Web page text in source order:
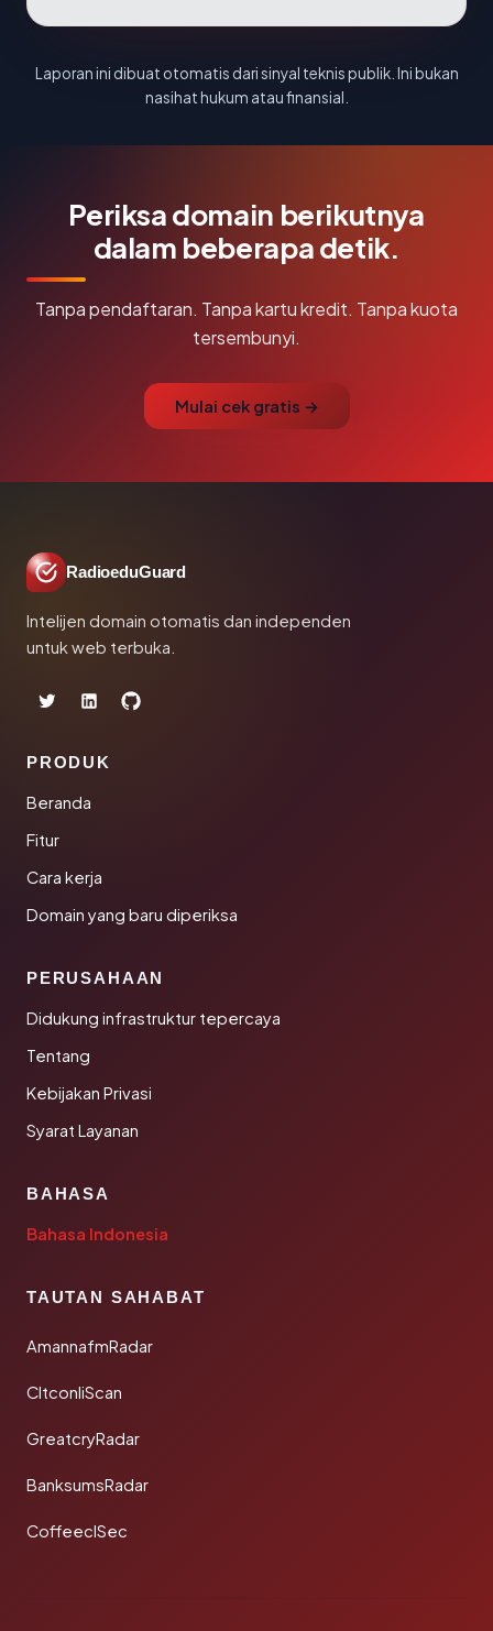
Laporan ini dibuat otomatis dari sinyal teknis publik. Ini bukan
nasihat hukum atau finansial.
Periksa domain berikutnya
dalam beberapa detik.
Tanpa pendaftaran. Tanpa kartu kredit. Tanpa kuota
tersembunyi.
Mulai cek gratis →
RadioeduGuard
Intelijen domain otomatis dan independen
untuk web terbuka.
PRODUK
Beranda
Fitur
Cara kerja
Domain yang baru diperiksa
PERUSAHAAN
Didukung infrastruktur tepercaya
Tentang
Kebijakan Privasi
Syarat Layanan
BAHASA
Bahasa Indonesia
TAUTAN SAHABAT
AmannafmRadar
CltconliScan
GreatcryRadar
BanksumsRadar
CoffeeclSec